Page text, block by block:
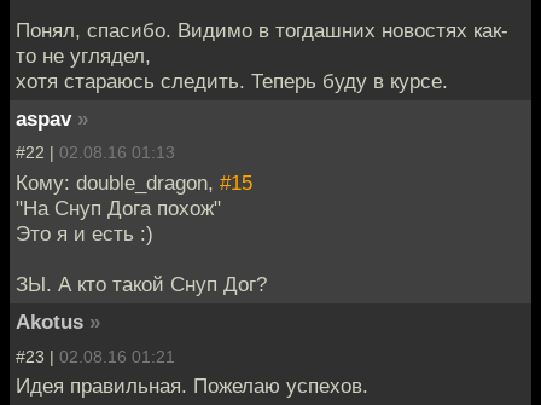
Понял, спасибо. Видимо в тогдашних новостях как-
то не углядел,
хотя стараюсь следить. Теперь буду в курсе.
aspav »
#22 | 02.08.16 01:13
Кому: double_dragon, #15
"На Снуп Дога похож"
Это я и есть :)
ЗЫ. А кто такой Снуп Дог?
Akotus »
#23 | 02.08.16 01:21
Идея правильная. Пожелаю успехов.